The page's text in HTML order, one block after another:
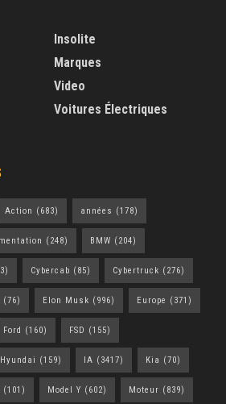
Insolite
Marques
Video
Voitures Électriques
Action (683) années (178)
(248) BMW (204)
Cybercab (85) Cybertruck (276)
(76) Elon Musk (996) Europe (371)
Ford (160) FSD (155)
Hyundai (159) IA (3417) Kia (70)
(101) Model Y (602) Moteur (839)